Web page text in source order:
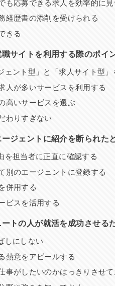
も応募できる求人を効率的に見
経歴書の添削を受けられる
きる
サイトを利用する際のポイ
ェント型」と「求人サイト型
人が多いサービスを利用する
高いサービスを選ぶ
わりすぎない
ジェントに紹介を断られた
を担当者に正直に確認する
別のエージェントに登録する
併用する
ビスを活用する
トの人が就活を成功させる
しにしない
熱意をアピールする
事がしたいのかはっきりさせて